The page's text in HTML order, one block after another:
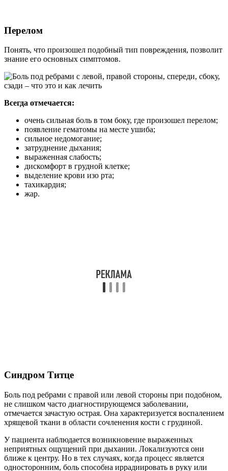
Перелом
Понять, что произошел подобный тип повреждения, позволит
знание его основных симптомов.
Всегда отмечается:
очень сильная боль в том боку, где произошел перелом;
появление гематомы на месте ушиба;
сильное недомогание;
затруднение дыхания;
выраженная слабость;
дискомфорт в грудной клетке;
выделение крови изо рта;
тахикардия;
жар.
Синдром Титце
Боль под ребрами с правой или левой стороны при подобном,
не слишком часто диагностирующемся заболевании,
отмечается зачастую острая. Она характеризуется воспалением
хрящевой ткани в области сочленения кости с грудиной.
У пациента наблюдается возникновение выраженных
неприятных ощущений при дыхании. Локализуются они
ближе к центру. Но в тех случаях, когда процесс является
односторонним, боль способна иррадиировать в руку или